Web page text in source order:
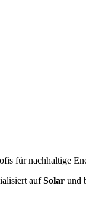
für nachhaltige
aufSolar und